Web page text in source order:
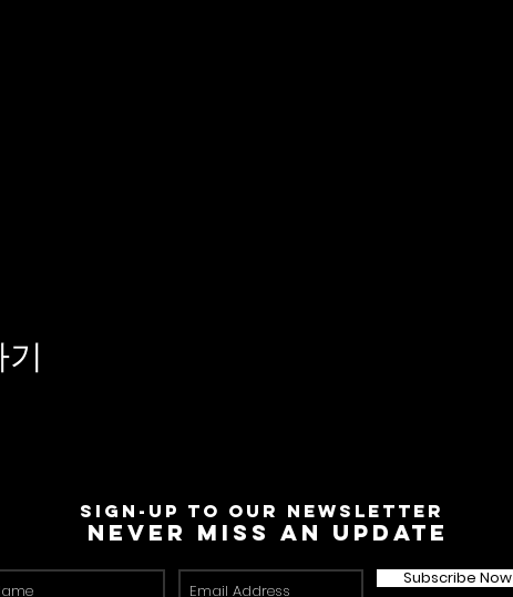
Sign-Up to Our Newsletter
Never miss an update
Subscribe Now